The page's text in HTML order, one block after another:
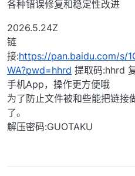
各种错误修复和稳定性改进
2026.5.24Z
链
接:https://pan.baidu.com/s/
WA?pwd=hhrd 提取码:hhrd
手机App，操作更方便哦
为了防止文件被和些能把链接
了。
解压密码:GUOTAKU